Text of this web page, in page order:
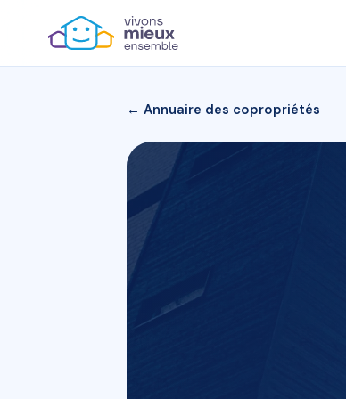
← Annuaire des copropriétés